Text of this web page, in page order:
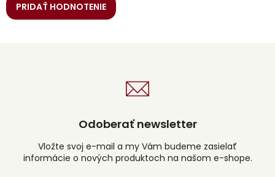
PRIDAŤ HODNOTENIE
Odoberať newsletter
Vložte svoj e-mail a my Vám budeme zasielať
informácie o nových produktoch na našom e-shope.